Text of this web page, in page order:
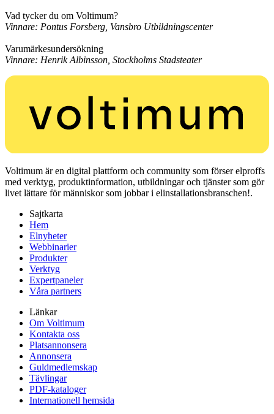
Vad tycker du om Voltimum?
Vinnare: Pontus Forsberg, Vansbro Utbildningscenter
Varumärkesundersökning
Vinnare: Henrik Albinsson, Stockholms Stadsteater
Voltimum är en digital plattform och community som förser elproffs
med verktyg, produktinformation, utbildningar och tjänster som gör
livet lättare för människor som jobbar i elinstallationsbranschen!.
Sajtkarta
Hem
Elnyheter
Webbinarier
Produkter
Verktyg
Expertpaneler
Våra partners
Länkar
Om Voltimum
Kontakta oss
Platsannonsera
Annonsera
Guldmedlemskap
Tävlingar
PDF-kataloger
Internationell hemsida